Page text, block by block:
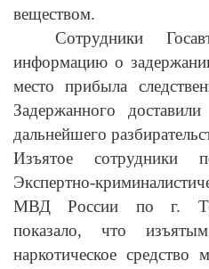
веществом.
Сотрудники
информацию о
место прибыла
Задержанного
дальнейшего
Изъятое сотрудники
Экспертно-
МВД России по г.
показало, что
наркотическое средство